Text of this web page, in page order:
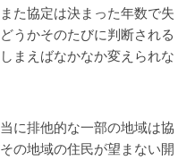
た協定は決まった年数で失
うかそのたびに判断される
まえばなかなか変えられな
に排他的な一部の地域は協
の地域の住民が望まない開